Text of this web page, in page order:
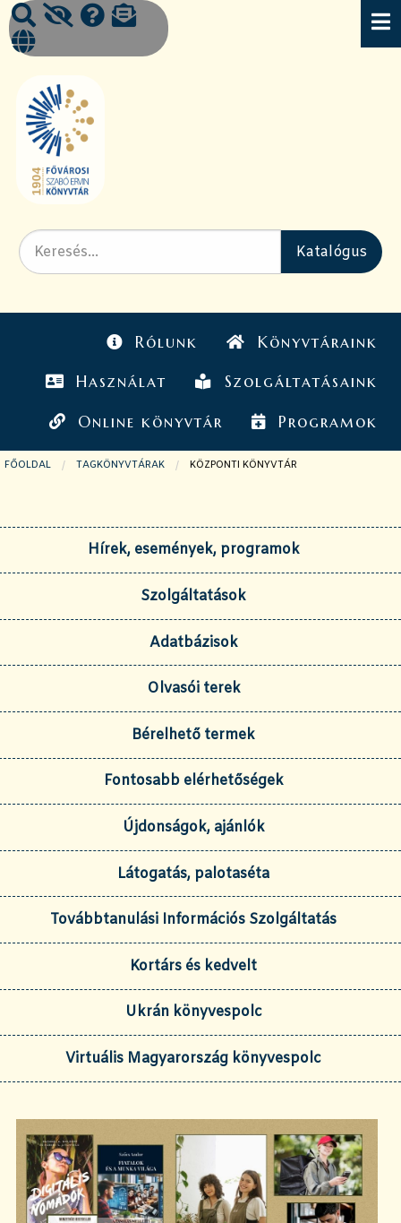
Rólunk Könyvtáraink
Használat Szolgáltatásaink
Online könyvtár Programok
FŐOLDAL TAGKÖNYVTÁRAK JELENLEGI OLDAL:
KÖZPONTI KÖNYVTÁR
Hírek, események, programok
Szolgáltatások
Adatbázisok
Olvasói terek
Bérelhető termek
Fontosabb elérhetőségek
Újdonságok, ajánlók
Látogatás, palotaséta
Továbbtanulási Információs Szolgáltatás
Kortárs és kedvelt
Ukrán könyvespolc
Virtuális Magyarország könyvespolc